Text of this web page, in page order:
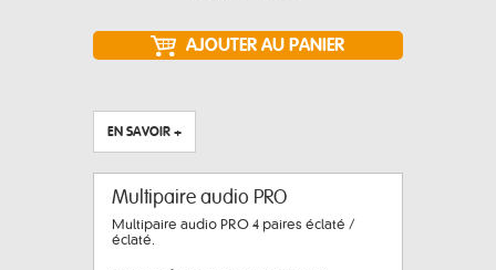
EN SAVOIR +
Multipaire audio PRO
Multipaire audio PRO 4 paires éclaté /
éclaté.